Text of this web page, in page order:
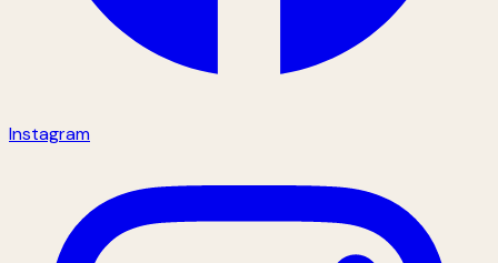
Instagram